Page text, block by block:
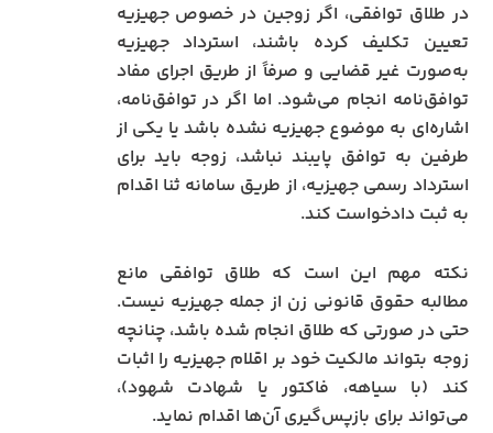
در طلاق توافقی، اگر زوجین در خصوص جهیزیه
تعیین تکلیف کرده باشند، استرداد جهیزیه
به‌صورت غیر قضایی و صرفاً از طریق اجرای مفاد
توافق‌نامه انجام می‌شود. اما اگر در توافق‌نامه،
اشاره‌ای به موضوع جهیزیه نشده باشد یا یکی از
طرفین به توافق پایبند نباشد، زوجه باید برای
استرداد رسمی جهیزیه، از طریق سامانه ثنا اقدام
به ثبت دادخواست کند.
نکته مهم این است که طلاق توافقی مانع
مطالبه حقوق قانونی زن از جمله جهیزیه نیست.
حتی در صورتی که طلاق انجام شده باشد، چنانچه
زوجه بتواند مالکیت خود بر اقلام جهیزیه را اثبات
کند (با سیاهه، فاکتور یا شهادت شهود)،
می‌تواند برای بازپس‌گیری آن‌ها اقدام نماید.